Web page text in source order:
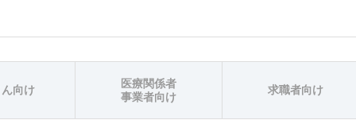
向け
医療関係者
事業者向け
求職者向け